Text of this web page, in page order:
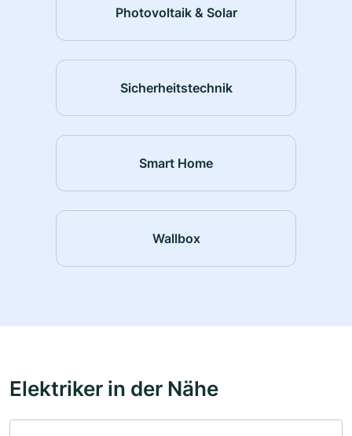
Photovoltaik & Solar
Sicherheitstechnik
Smart Home
Wallbox
Elektriker in der Nähe